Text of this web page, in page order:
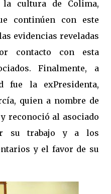
cultura de Colima,
continúen con este
evidencias reveladas
contacto con esta
Finalmente, a
fue la exPresidenta,
quien a nombre de
reconoció al asociado
su trabajo y a los
y el favor de su